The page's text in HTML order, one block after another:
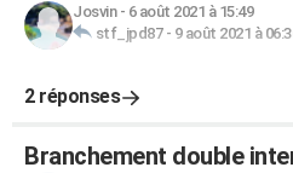
Josvin- 6 août 2021 à 15:49
stf_jpd87- 9 août 2021 à
2 réponses
Branchement double